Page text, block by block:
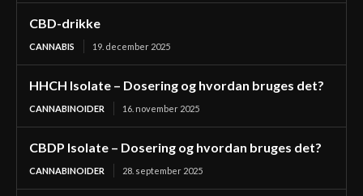
CBD-drikke
CANNABIS 19. december 2025
HHCH Isolate – Dosering og hvordan bruges det?
CANNABINOIDER 16. november 2025
CBDP Isolate – Dosering og hvordan bruges det?
CANNABINOIDER 28. september 2025